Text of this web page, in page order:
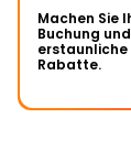
Machen Sie
Buchung
Rabatte.